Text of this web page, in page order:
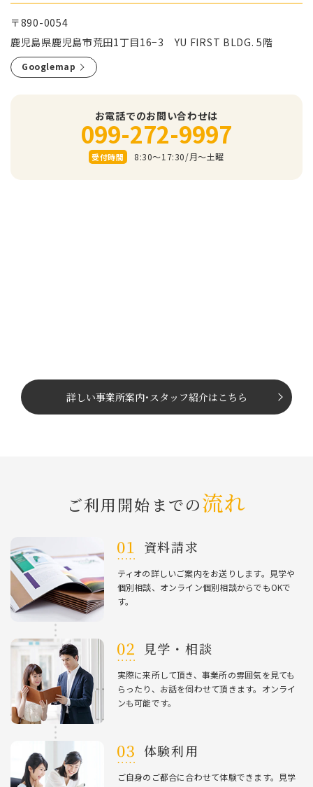
〒890-0054
鹿児島県鹿児島市荒田1丁目16−3 YU FIRST BLDG. 5階
Googlemap
お電話でのお問い合わせは
099-272-9997
受付時間 8:30～17:30/⽉〜⼟曜
詳しい事業所案内･ スタッフ紹介はこちら
ご利⽤開始までの流れ
資料請求
ティオの詳しいご案内をお送りします。⾒学や
個別相談、オンライン個別相談からでもOKで
す。
⾒学・相談
実際に来所して頂き、事業所の雰囲気を⾒ても
らったり、お話を伺わせて頂きます。オンライ
ンも可能です。
体験利⽤
ご⾃⾝のご都合に合わせて体験できます。⾒学